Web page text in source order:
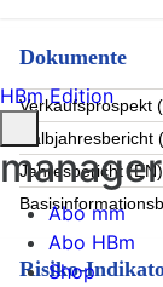
Dokumente
Verkaufsprospekt
Halbjahresbericht
Jahresbericht (EN)
Risiko-
HBm Edition
Abo mm
Abo HBm
Shop